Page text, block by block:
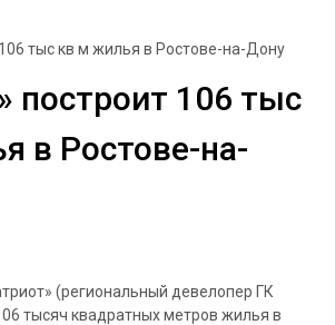
тыс кв м жилья в Ростове-на-Дону
построит 106 тыс
в Ростове-на-
(региональный девелопер ГК
тысяч квадратных метров жилья в